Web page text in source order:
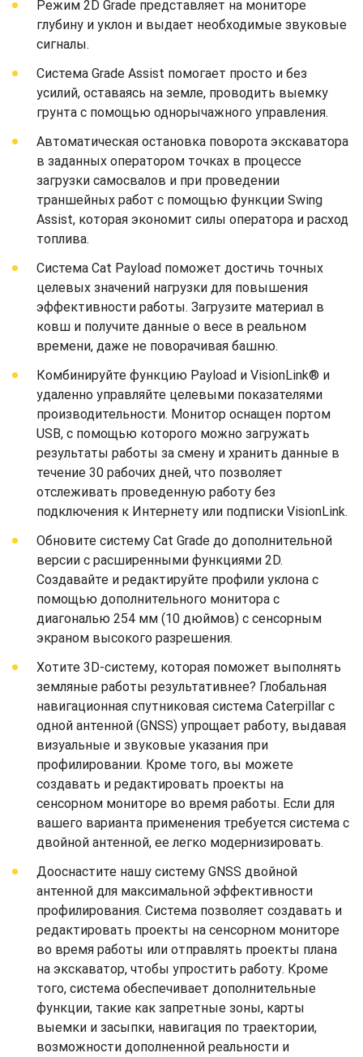
Режим 2D Grade представляет на мониторе
глубину и уклон и выдает необходимые звуковые
сигналы.
Система Grade Assist помогает просто и без
усилий, оставаясь на земле, проводить выемку
грунта с помощью однорычажного управления.
Автоматическая остановка поворота экскаватора
в заданных оператором точках в процессе
загрузки самосвалов и при проведении
траншейных работ с помощью функции Swing
Assist, которая экономит силы оператора и расход
топлива.
Система Cat Payload поможет достичь точных
целевых значений нагрузки для повышения
эффективности работы. Загрузите материал в
ковш и получите данные о весе в реальном
времени, даже не поворачивая башню.
Комбинируйте функцию Payload и VisionLink® и
удаленно управляйте целевыми показателями
производительности. Монитор оснащен портом
USB, с помощью которого можно загружать
результаты работы за смену и хранить данные в
течение 30 рабочих дней, что позволяет
отслеживать проведенную работу без
подключения к Интернету или подписки VisionLink.
Обновите систему Cat Grade до дополнительной
версии с расширенными функциями 2D.
Создавайте и редактируйте профили уклона с
помощью дополнительного монитора с
диагональю 254 мм (10 дюймов) с сенсорным
экраном высокого разрешения.
Хотите 3D-систему, которая поможет выполнять
земляные работы результативнее? Глобальная
навигационная спутниковая система Caterpillar с
одной антенной (GNSS) упрощает работу, выдавая
визуальные и звуковые указания при
профилировании. Кроме того, вы можете
создавать и редактировать проекты на
сенсорном мониторе во время работы. Если для
вашего варианта применения требуется система с
двойной антенной, ее легко модернизировать.
Дооснастите нашу систему GNSS двойной
антенной для максимальной эффективности
профилирования. Система позволяет создавать и
редактировать проекты на сенсорном мониторе
во время работы или отправлять проекты плана
на экскаватор, чтобы упростить работу. Кроме
того, система обеспечивает дополнительные
функции, такие как запретные зоны, карты
выемки и засыпки, навигация по траектории,
возможности дополненной реальности и